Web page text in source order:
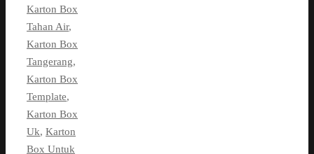
Karton Box
Tahan Air,
Karton Box
Tangerang,
Karton Box
Template,
Karton Box
Uk, Karton
Box Untuk